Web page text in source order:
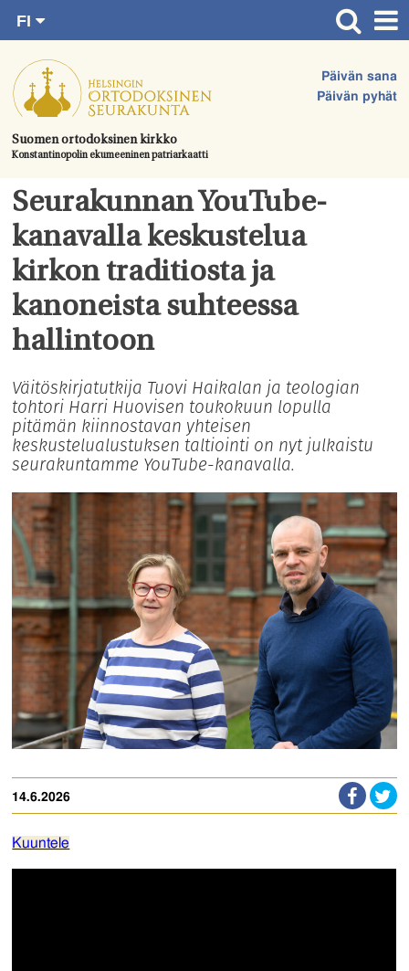
suoraan
sisältöön.
Suomen ortodoksinen kirkko
Konstantinopolin ekumeeninen patriarkaatti
Päivän sana
Päivän pyhät
FI
SV
EN
UA
Etusivu
Ajankohtaista
Juhlat & toimitukset
Kirkot
Apua & tukea
Tule mukaan
Hautausmaa
Yhteystiedot
Seurakunnan YouTube-
kanavalla keskustelua
kirkon traditiosta ja
kanoneista suhteessa
hallintoon
Väitöskirjatutkija Tuovi Haikalan ja teologian
tohtori Harri Huovisen toukokuun lopulla
pitämän kiinnostavan yhteisen
keskustelualustuksen taltiointi on nyt julkaistu
seurakuntamme YouTube-kanavalla.
14.6.2026
Kuuntele